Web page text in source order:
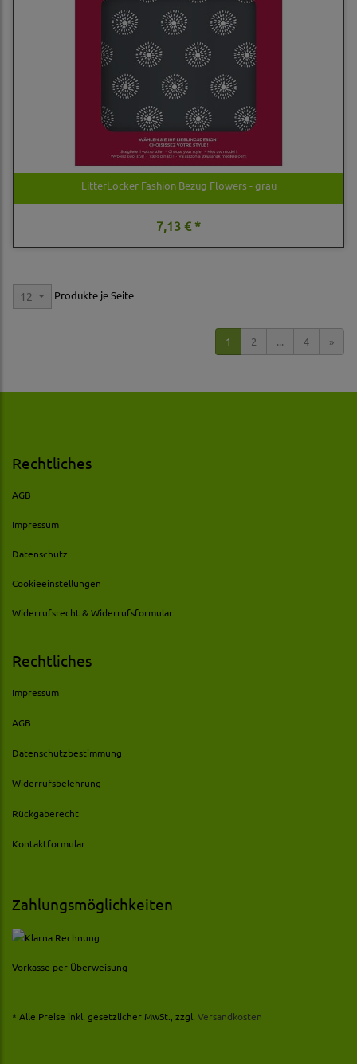
LitterLocker Fashion Bezug Flowers - grau
7,13 € *
12 Produkte je Seite
1 2 ... 4 »
Rechtliches
AGB
Impressum
Datenschutz
Cookieeinstellungen
Widerrufsrecht & Widerrufsformular
Rechtliches
Impressum
AGB
Datenschutzbestimmung
Widerrufsbelehrung
Rückgaberecht
Kontaktformular
Zahlungsmöglichkeiten
Vorkasse per Überweisung
* Alle Preise inkl. gesetzlicher MwSt., zzgl. Versandkosten